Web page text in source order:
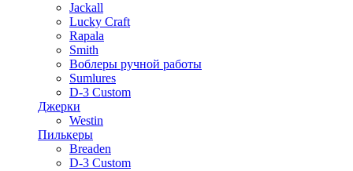
Jackall
Lucky Craft
Rapala
Smith
Воблеры ручной работы
Sumlures
D-3 Custom
Джерки
Westin
Пилькеры
Breaden
D-3 Custom